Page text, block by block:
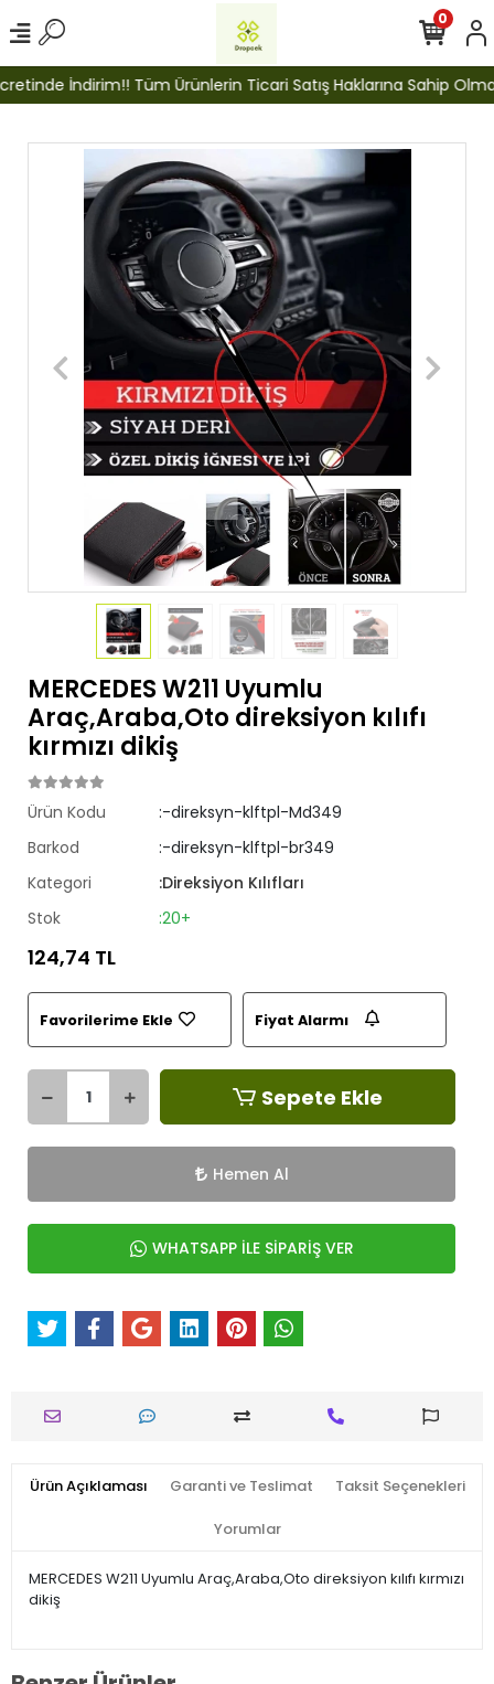
İndirim!! Tüm Ürünlerin Ticari Satış Haklarına Sahip
0
MERCEDES W211 Uyumlu
Araç,Araba,Oto direksiyon kılıfı
kırmızı dikiş
Ürün Kodu
:-direksyn-klftpl-Md349
Barkod
:-direksyn-klftpl-br349
Kategori
:Direksiyon Kılıfları
Stok
:20+
124,74 TL
Favorilerime Ekle Fiyat Alarmı
Sepete Ekle
Hemen Al
WHATSAPP İLE SİPARİŞ VER
Ürün Açıklaması Garanti ve Teslimat Taksit Seçenekleri
Yorumlar
MERCEDES W211 Uyumlu Araç,Araba,Oto direksiyon kılıfı kırmızı
dikiş